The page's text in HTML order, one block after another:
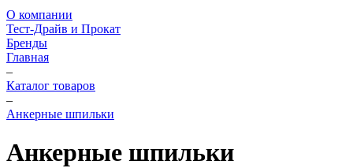
О компании
Тест-Драйв и Прокат
Бренды
Главная
–
Каталог товаров
–
Анкерные шпильки
Анкерные шпильки